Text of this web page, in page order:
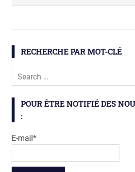
RECHERCHE PAR MOT-CLÉ
POUR ÊTRE NOTIFIÉ DES
:
E-mail*